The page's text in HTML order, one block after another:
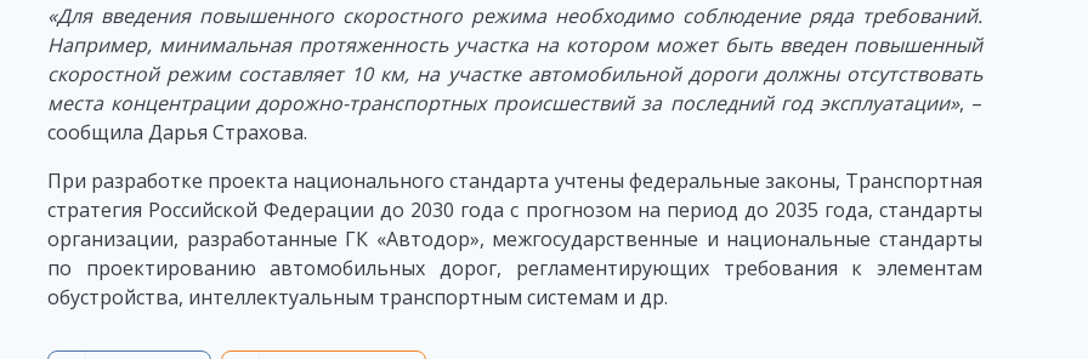
«Для введения повышенного скоростного режима необходимо соблюдение ряда требований.
Например, минимальная протяженность участка на котором может быть введен повышенный
скоростной режим составляет 10 км, на участке автомобильной дороги должны отсутствовать
места концентрации дорожно-транспортных происшествий за последний год эксплуатации», –
сообщила Дарья Страхова.
При разработке проекта национального стандарта учтены федеральные законы, Транспортная
стратегия Российской Федерации до 2030 года с прогнозом на период до 2035 года, стандарты
организации, разработанные ГК «Автодор», межгосударственные и национальные стандарты
по проектированию автомобильных дорог, регламентирующих требования к элементам
обустройства, интеллектуальным транспортным системам и др.